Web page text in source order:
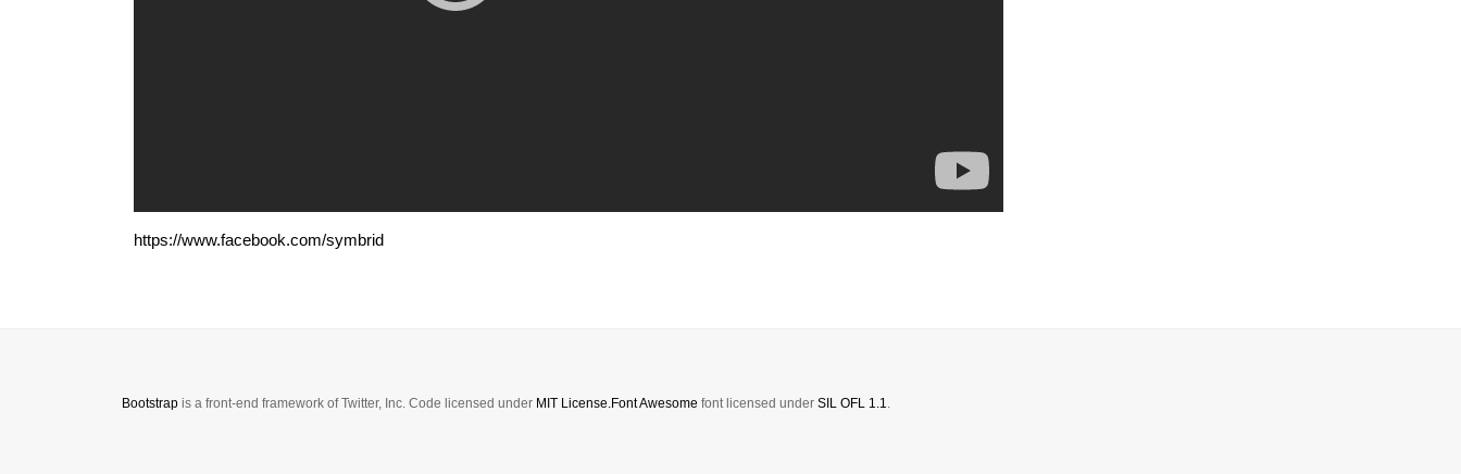
https://www.facebook.com/symbrid
Bootstrap is a front-end framework of Twitter, Inc. Code licensed under MIT License.Font Awesome font licensed under SIL OFL 1.1.